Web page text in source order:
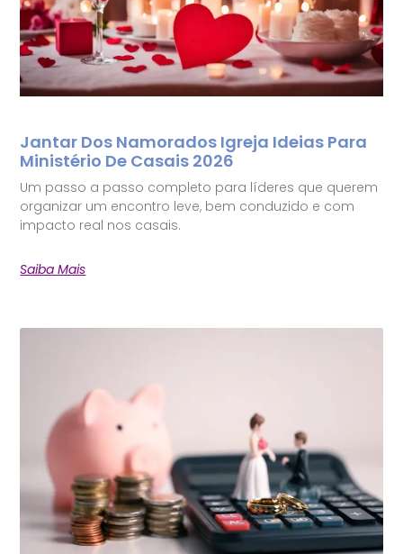
Jantar Dos Namorados Igreja Ideias Para
Ministério De Casais 2026
Um passo a passo completo para líderes que querem
organizar um encontro leve, bem conduzido e com
impacto real nos casais.
Saiba Mais